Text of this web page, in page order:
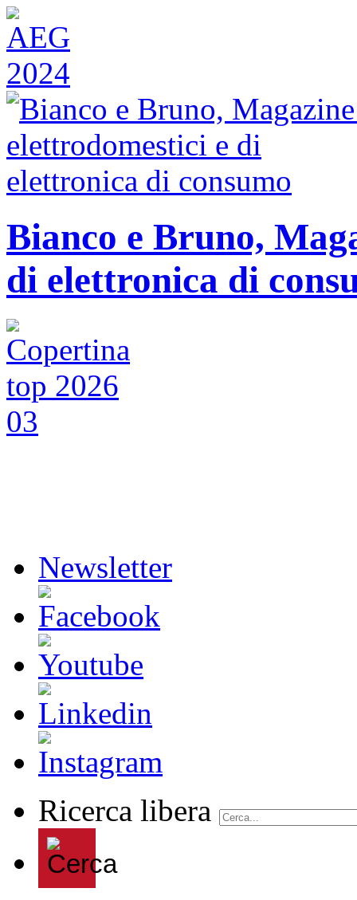
Bianco e Bruno,
di elettronica di
Newsletter
Ricerca libera